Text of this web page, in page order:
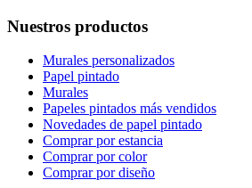
Nuestros productos
Murales personalizados
Papel pintado
Murales
Papeles pintados más vendidos
Novedades de papel pintado
Comprar por estancia
Comprar por color
Comprar por diseño